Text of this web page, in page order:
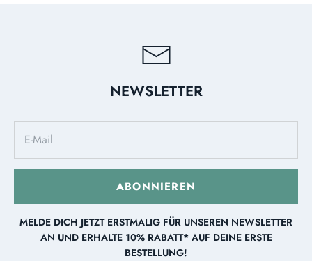
NEWSLETTER
ABONNIEREN
MELDE DICH JETZT ERSTMALIG FÜR UNSEREN NEWSLETTER
AN UND ERHALTE 10% RABATT* AUF DEINE ERSTE
BESTELLUNG!